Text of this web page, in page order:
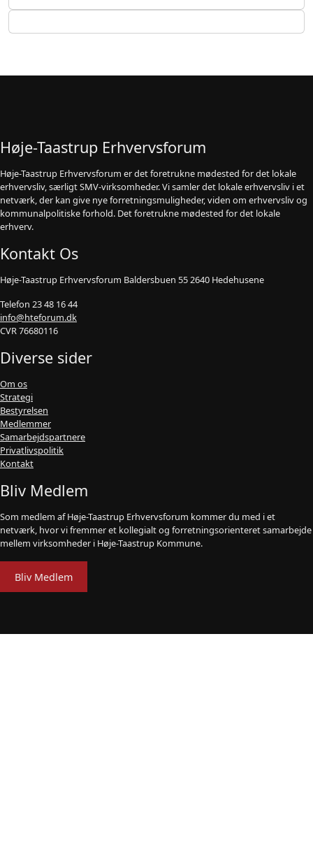
Høje-Taastrup Erhvervsforum
Høje-Taastrup Erhvervsforum er det foretrukne mødested for det lokale
erhvervsliv, særligt SMV-virksomheder. Vi samler det lokale erhvervsliv i et
netværk, der kan give nye forretningsmuligheder, viden om erhvervsliv og
kommunalpolitiske forhold. Det foretrukne mødested for det lokale
erhverv.
Kontakt Os
Høje-Taastrup Erhvervsforum Baldersbuen 55 2640 Hedehusene
Telefon 23 48 16 44
info@hteforum.dk
CVR 76680116
Diverse sider
Om os
Strategi
Bestyrelsen
Medlemmer
Samarbejdspartnere
Privatlivspolitik
Kontakt
Bliv Medlem
Som medlem af Høje-Taastrup Erhvervsforum kommer du med i et
netværk, hvor vi fremmer et kollegialt og forretningsorienteret samarbejde
mellem virksomheder i Høje-Taastrup Kommune.
Bliv Medlem